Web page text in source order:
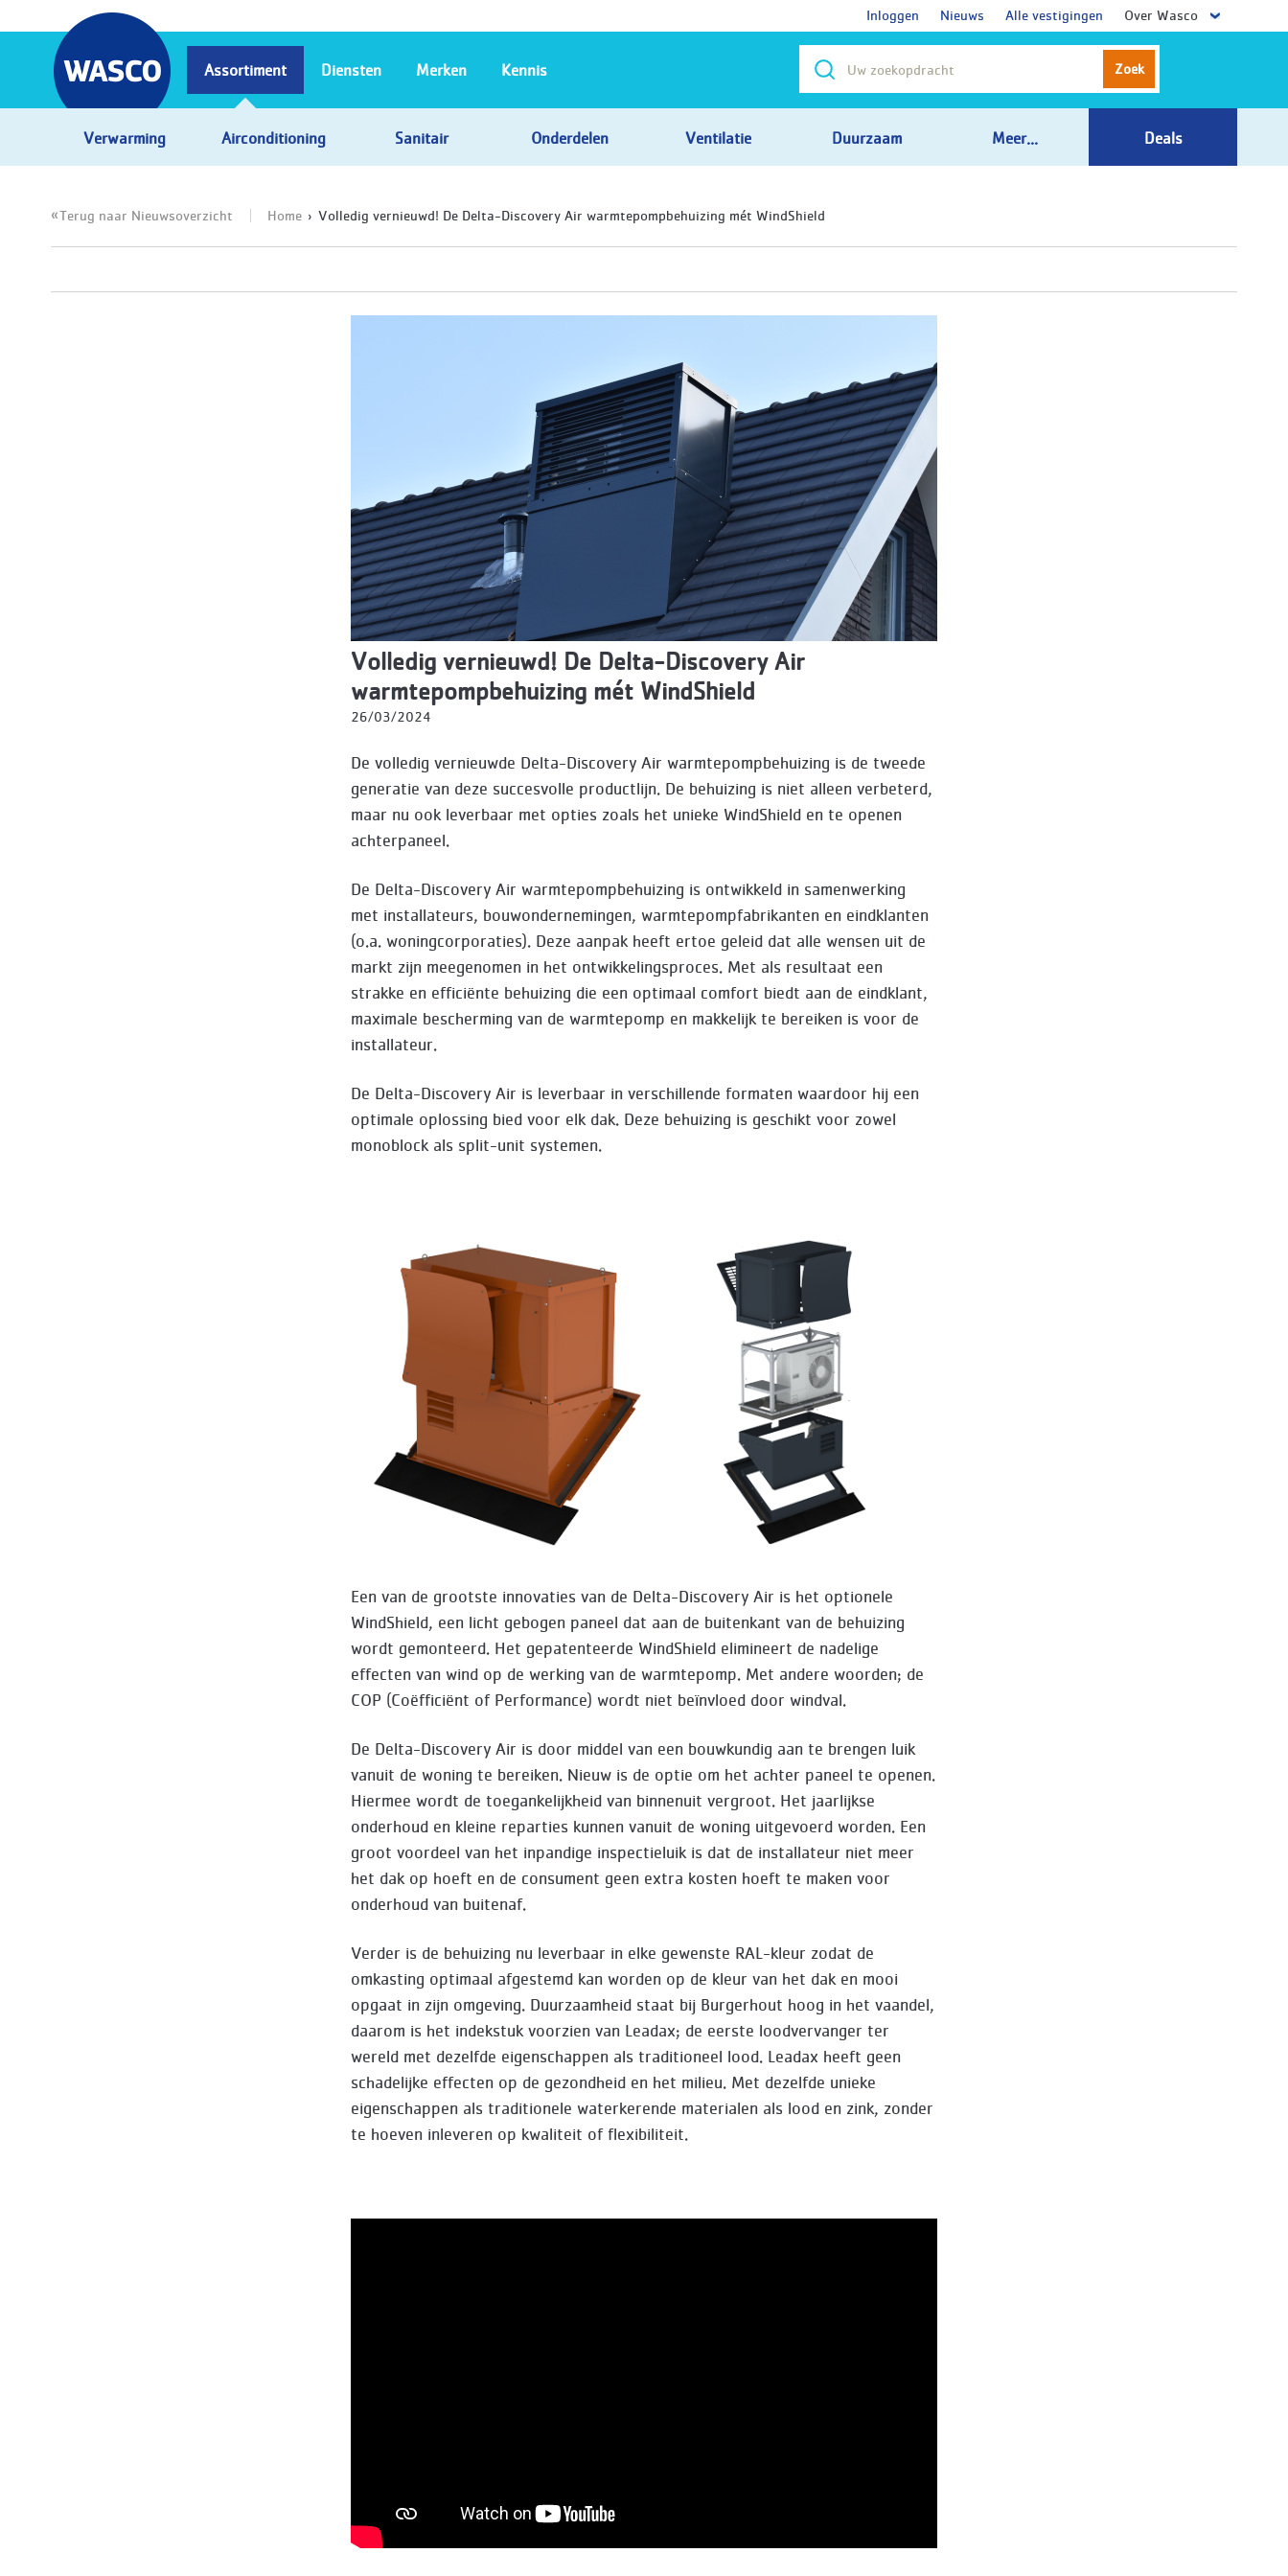
Inloggen Nieuws Alle vestigingen Over Wasco
Zoek
Assortiment
Verwarming Airconditioning Sanitair Onderdelen Ventilatie Duurzaam Meer... Deals
Diensten Merken Kennis
Terug naar Nieuwsoverzicht Home Volledig vernieuwd! De Delta-Discovery Air warmtepompbehuizing mét WindShield
Volledig vernieuwd! De Delta-Discovery Air
warmtepompbehuizing mét WindShield
26/03/2024
De volledig vernieuwde Delta-Discovery Air warmtepompbehuizing is de tweede
generatie van deze succesvolle productlijn. De behuizing is niet alleen verbeterd,
maar nu ook leverbaar met opties zoals het unieke WindShield en te openen
achterpaneel.
De Delta-Discovery Air warmtepompbehuizing is ontwikkeld in samenwerking
met installateurs, bouwondernemingen, warmtepompfabrikanten en eindklanten
(o.a. woningcorporaties). Deze aanpak heeft ertoe geleid dat alle wensen uit de
markt zijn meegenomen in het ontwikkelingsproces. Met als resultaat een
strakke en efficiënte behuizing die een optimaal comfort biedt aan de eindklant,
maximale bescherming van de warmtepomp en makkelijk te bereiken is voor de
installateur.
De Delta-Discovery Air is leverbaar in verschillende formaten waardoor hij een
optimale oplossing bied voor elk dak. Deze behuizing is geschikt voor zowel
monoblock als split-unit systemen.
Een van de grootste innovaties van de Delta-Discovery Air is het optionele
WindShield, een licht gebogen paneel dat aan de buitenkant van de behuizing
wordt gemonteerd. Het gepatenteerde WindShield elimineert de nadelige
effecten van wind op de werking van de warmtepomp. Met andere woorden; de
COP (Coëfficiënt of Performance) wordt niet beïnvloed door windval.
De Delta-Discovery Air is door middel van een bouwkundig aan te brengen luik
vanuit de woning te bereiken. Nieuw is de optie om het achter paneel te openen.
Hiermee wordt de toegankelijkheid van binnenuit vergroot. Het jaarlijkse
onderhoud en kleine reparties kunnen vanuit de woning uitgevoerd worden. Een
groot voordeel van het inpandige inspectieluik is dat de installateur niet meer
het dak op hoeft en de consument geen extra kosten hoeft te maken voor
onderhoud van buitenaf.
Verder is de behuizing nu leverbaar in elke gewenste RAL-kleur zodat de
omkasting optimaal afgestemd kan worden op de kleur van het dak en mooi
opgaat in zijn omgeving. Duurzaamheid staat bij Burgerhout hoog in het vaandel,
daarom is het indekstuk voorzien van Leadax; de eerste loodvervanger ter
wereld met dezelfde eigenschappen als traditioneel lood. Leadax heeft geen
schadelijke effecten op de gezondheid en het milieu. Met dezelfde unieke
eigenschappen als traditionele waterkerende materialen als lood en zink, zonder
te hoeven inleveren op kwaliteit of flexibiliteit.